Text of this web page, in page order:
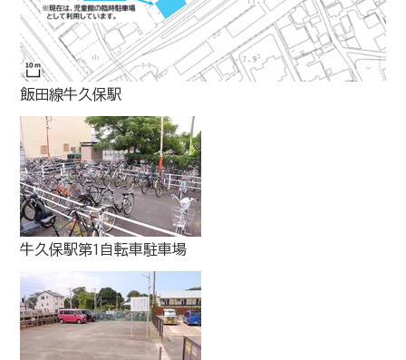
飯田線牛久保駅
牛久保駅第1自転車駐車場